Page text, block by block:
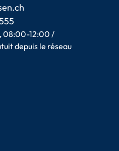
08:00-12:00 /
depuis le réseau